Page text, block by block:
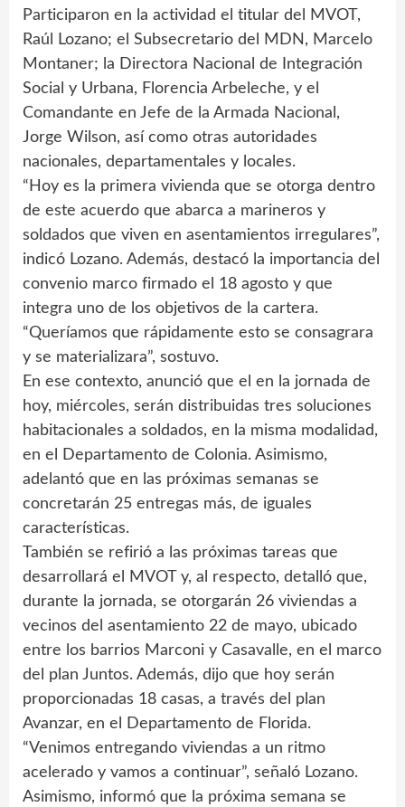
Participaron en la actividad el titular del MVOT,
Raúl Lozano; el Subsecretario del MDN, Marcelo
Montaner; la Directora Nacional de Integración
Social y Urbana, Florencia Arbeleche, y el
Comandante en Jefe de la Armada Nacional,
Jorge Wilson, así como otras autoridades
nacionales, departamentales y locales.
“Hoy es la primera vivienda que se otorga dentro
de este acuerdo que abarca a marineros y
soldados que viven en asentamientos irregulares”,
indicó Lozano. Además, destacó la importancia del
convenio marco firmado el 18 agosto y que
integra uno de los objetivos de la cartera.
“Queríamos que rápidamente esto se consagrara
y se materializara”, sostuvo.
En ese contexto, anunció que el en la jornada de
hoy, miércoles, serán distribuidas tres soluciones
habitacionales a soldados, en la misma modalidad,
en el Departamento de Colonia. Asimismo,
adelantó que en las próximas semanas se
concretarán 25 entregas más, de iguales
características.
También se refirió a las próximas tareas que
desarrollará el MVOT y, al respecto, detalló que,
durante la jornada, se otorgarán 26 viviendas a
vecinos del asentamiento 22 de mayo, ubicado
entre los barrios Marconi y Casavalle, en el marco
del plan Juntos. Además, dijo que hoy serán
proporcionadas 18 casas, a través del plan
Avanzar, en el Departamento de Florida.
“Venimos entregando viviendas a un ritmo
acelerado y vamos a continuar”, señaló Lozano.
Asimismo, informó que la próxima semana se